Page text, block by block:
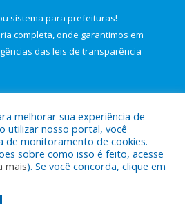
sistema para prefeituras!
completa, onde garantimos em
das leis de transparência
a Câmara Municipal de Maracanã.
melhorar sua experiência de
utilizar nosso portal, você
de monitoramento de cookies.
sobre como isso é feito, acesse
mais). Se você concorda, clique em